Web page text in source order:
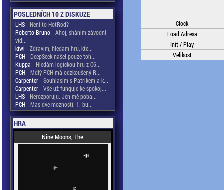
POSLEDNÍCH 10 Z DISKUZE
LHS- Není to HotRod?
Roberto Bruno- Ahoj, sháním závodní
vid...
kiwi - Zdravim, hledam hru, kte...
PCH- DeepSeek našel pouze toh...
Kuppa - Hledám logickou hru z C6...
PCH- Mdlý PCH má odzkoušený R...
Carpenter- Souhlasím s Patrikem a k...
Carpenter- Vše už funguje ke spokoj...
LHS- Nerozporuju. Jen mě poba...
PCH- Mas dve moznosti. 1. bu...
HRA
Nine Moons, The
Clock
Load Adresa
Init / Play
Velikost